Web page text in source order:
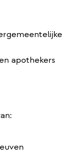
apothekers